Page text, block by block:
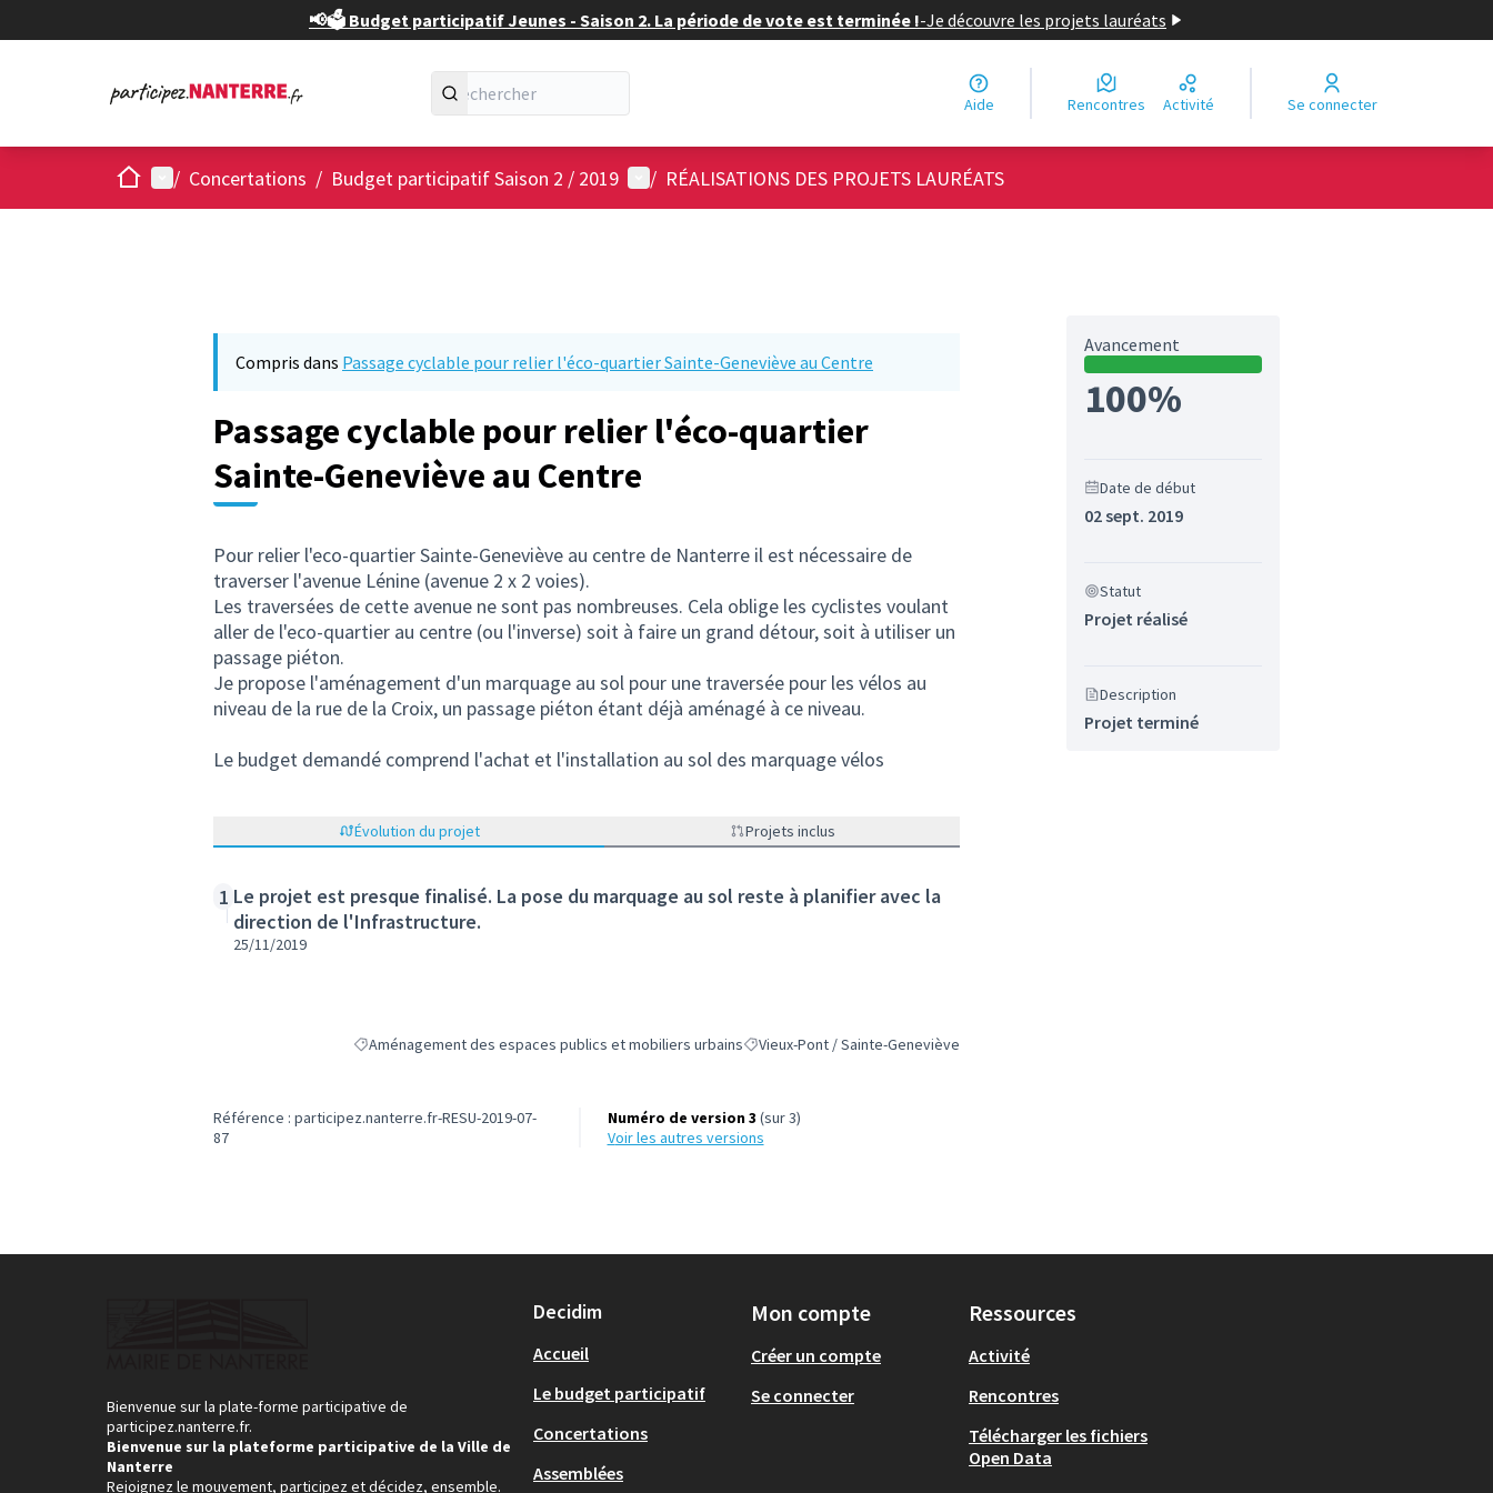
📢🗳️ Budget participatif Jeunes - Saison 2. La période de vote est terminée !-Je découvre les projets lauréats
Aide Rencontres Activité Se connecter
AccueilMenu principal
/ Concertations / Budget participatif Saison 2 / 2019 Menu utilisateur
/ RÉALISATIONS DES PROJETS LAURÉATS
Compris dans Passage cyclable pour relier l'éco-quartier Sainte-Geneviève au Centre
Passage cyclable pour relier l'éco-quartier
Sainte-Geneviève au Centre
Pour relier l'eco-quartier Sainte-Geneviève au centre de Nanterre il est nécessaire de
traverser l'avenue Lénine (avenue 2 x 2 voies).
Les traversées de cette avenue ne sont pas nombreuses. Cela oblige les cyclistes voulant
aller de l'eco-quartier au centre (ou l'inverse) soit à faire un grand détour, soit à utiliser un
passage piéton.
Je propose l'aménagement d'un marquage au sol pour une traversée pour les vélos au
niveau de la rue de la Croix, un passage piéton étant déjà aménagé à ce niveau.
Le budget demandé comprend l'achat et l'installation au sol des marquage vélos
Évolution du projet Projets inclus
1 Le projet est presque finalisé. La pose du marquage au sol reste à planifier avec la
direction de l'Infrastructure.
25/11/2019
Filtrer les résultats de la catégorie : Aménagement des espaces publics et mobiliers urbains
Aménagement des espaces publics et mobiliers urbainsFiltrer les résultats pour le secteur : Vieux-Pont / Sainte-Geneviève
Vieux-Pont / Sainte-Geneviève
Avancement
100%
Date de début
02 sept. 2019
Statut
Projet réalisé
Description
Projet terminé
Référence : participez.nanterre.fr-RESU-2019-07-
87
Numéro de version 3 (sur 3)
voir les autres versions
Bienvenue sur la plate-forme participative de
participez.nanterre.fr.
Bienvenue sur la plateforme participative de la Ville de
Nanterre
Rejoignez le mouvement, participez et décidez, ensemble.
Decidim
Accueil
Le budget participatif
Concertations
Assemblées
Mon compte
Créer un compte
Se connecter
Ressources
Activité
Rencontres
Télécharger les fichiers
Open Data